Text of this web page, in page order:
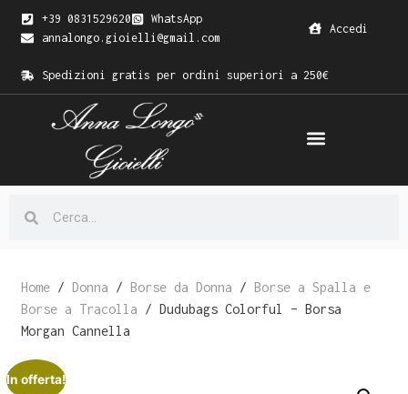
+39 0831529620
WhatsApp
annalongo.gioielli@gmail.com
Accedi
Spedizioni gratis per ordini superiori a 250€
Home / Donna / Borse da Donna / Borse a Spalla e
Borse a Tracolla / Dudubags Colorful – Borsa
Morgan Cannella
In offerta!